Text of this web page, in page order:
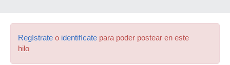
Regístrate o identifícate para poder postear en este
hilo